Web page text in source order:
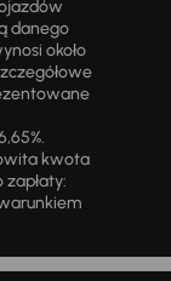
danego
około
kwota